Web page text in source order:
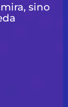
sino